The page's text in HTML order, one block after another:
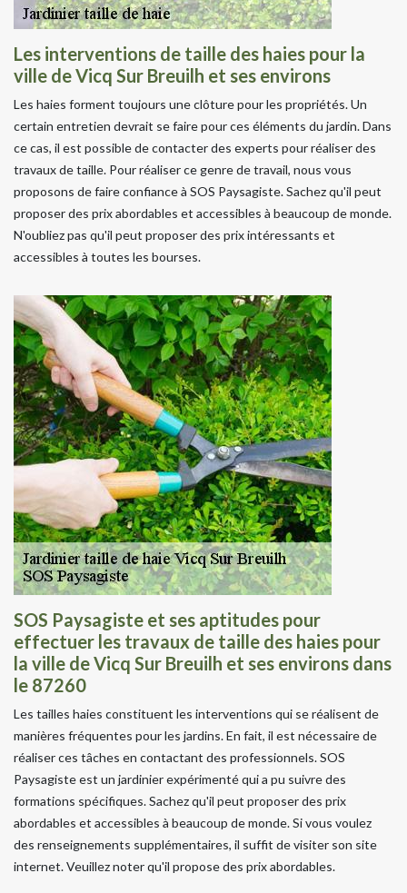
Les interventions de taille des haies pour la
ville de Vicq Sur Breuilh et ses environs
Les haies forment toujours une clôture pour les propriétés. Un
certain entretien devrait se faire pour ces éléments du jardin. Dans
ce cas, il est possible de contacter des experts pour réaliser des
travaux de taille. Pour réaliser ce genre de travail, nous vous
proposons de faire confiance à SOS Paysagiste. Sachez qu'il peut
proposer des prix abordables et accessibles à beaucoup de monde.
N'oubliez pas qu'il peut proposer des prix intéressants et
accessibles à toutes les bourses.
SOS Paysagiste et ses aptitudes pour
effectuer les travaux de taille des haies pour
la ville de Vicq Sur Breuilh et ses environs dans
le 87260
Les tailles haies constituent les interventions qui se réalisent de
manières fréquentes pour les jardins. En fait, il est nécessaire de
réaliser ces tâches en contactant des professionnels. SOS
Paysagiste est un jardinier expérimenté qui a pu suivre des
formations spécifiques. Sachez qu'il peut proposer des prix
abordables et accessibles à beaucoup de monde. Si vous voulez
des renseignements supplémentaires, il suffit de visiter son site
internet. Veuillez noter qu'il propose des prix abordables.